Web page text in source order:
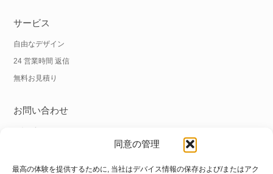
同意の管理
最高の体験を提供するために, 当社はデバイス情報の保存および/またはアク
サービス
自由なデザイン
24 営業時間 返信
無料お見積り
お問い合わせ
電話番号:
+86 18838039608